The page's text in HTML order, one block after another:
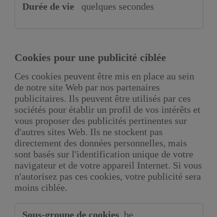
quelques secondes
Cookies pour une publicité ciblée
Ces cookies peuvent être mis en place au sein
de notre site Web par nos partenaires
publicitaires. Ils peuvent être utilisés par ces
sociétés pour établir un profil de vos intérêts et
vous proposer des publicités pertinentes sur
d'autres sites Web. Ils ne stockent pas
directement des données personnelles, mais
sont basés sur l'identification unique de votre
navigateur et de votre appareil Internet. Si vous
n'autorisez pas ces cookies, votre publicité sera
moins ciblée.
Cookies
be